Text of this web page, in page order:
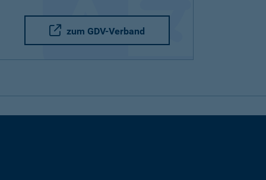
zum GDV-Verband